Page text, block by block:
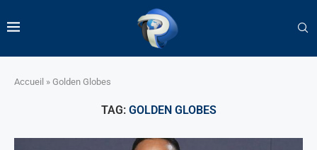
Accueil » Golden Globes
TAG: GOLDEN GLOBES